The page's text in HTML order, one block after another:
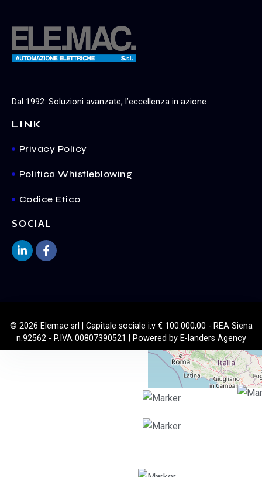
Leaflet |© OpenStreetMap
Dal 1992: Soluzioni avanzate, l’eccellenza in azione
LINK
Privacy Policy
Politica Whistleblowing
Codice Etico
SOCIAL
© 2026 Elemac srl | Capitale sociale i.v € 100.000,00 - REA Siena
n.92562 - P.IVA 00807390521 | Powered by E-landers Agency